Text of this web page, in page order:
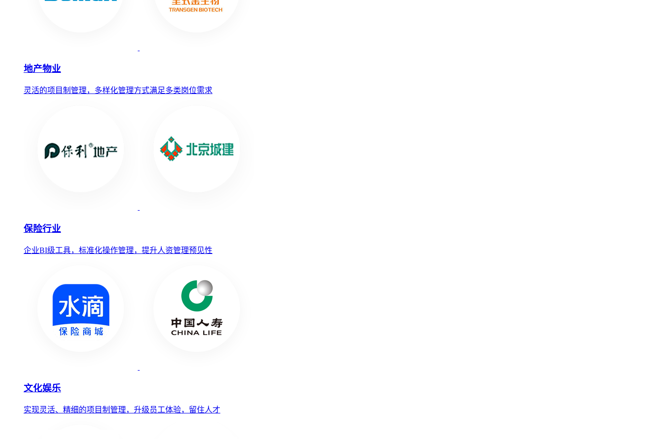
地产物业
灵活的项目制管理，多样化管理方式满足多类岗位需求
保险行业
企业BI级工具，标准化操作管理，提升人资管理预见性
文化娱乐
实现灵活、精细的项目制管理，升级员工体验，留住人才